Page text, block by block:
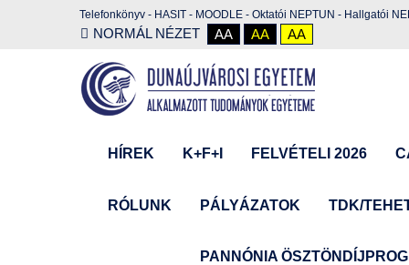
Telefonkönyv - HASIT - MOODLE - Oktatói NEPTUN - Hallgatói
NORMÁL NÉZET AA AA AA
HÍREK K+F+I FELVÉTELI 2026
RÓLUNK PÁLYÁZATOK TDK/
PANNÓNIA